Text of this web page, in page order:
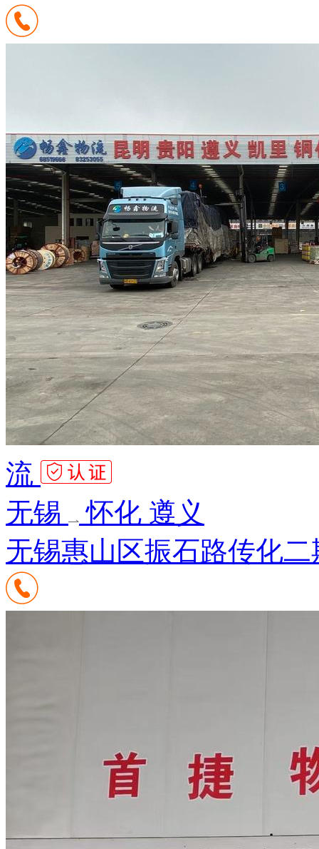
流
无锡
怀化 遵义
无锡惠山区振石路传化二